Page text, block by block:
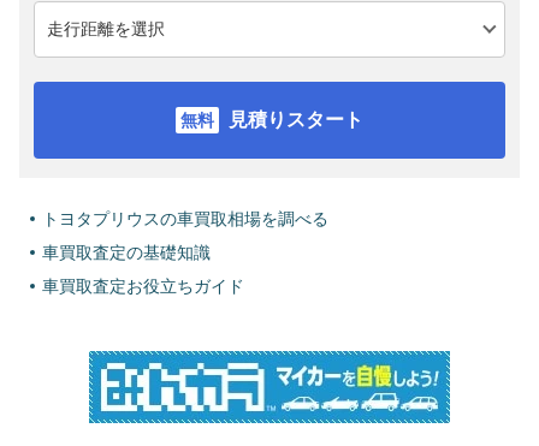
見積りスタート
トヨタプリウスの車買取相場を調べる
車買取査定の基礎知識
車買取査定お役立ちガイド